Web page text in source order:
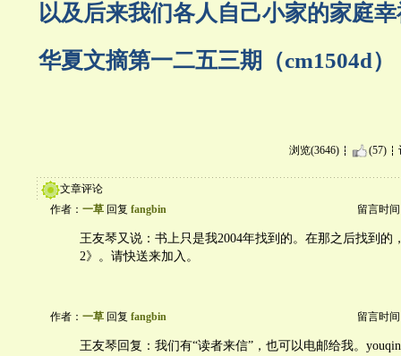
以及后来我们各人自己小家的家庭
华夏文摘第一二五三期（cm1504d）
浏览(3646) (57)
文章评论
作者： 一草 回复 fangbin 留言时间
王友琴又说：书上只是我2004年找到的。在那之后找到的
2》。请快送来加入。
作者： 一草 回复 fangbin 留言时间
王友琴回复：我们有“读者来信”，也可以电邮给我。